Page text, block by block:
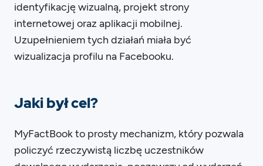
identyfikację wizualną, projekt strony
internetowej oraz aplikacji mobilnej.
Uzupełnieniem tych działań miała być
wizualizacja profilu na Facebooku.
Jaki był cel?
MyFactBook to prosty mechanizm, który pozwala
policzyć rzeczywistą liczbę uczestników